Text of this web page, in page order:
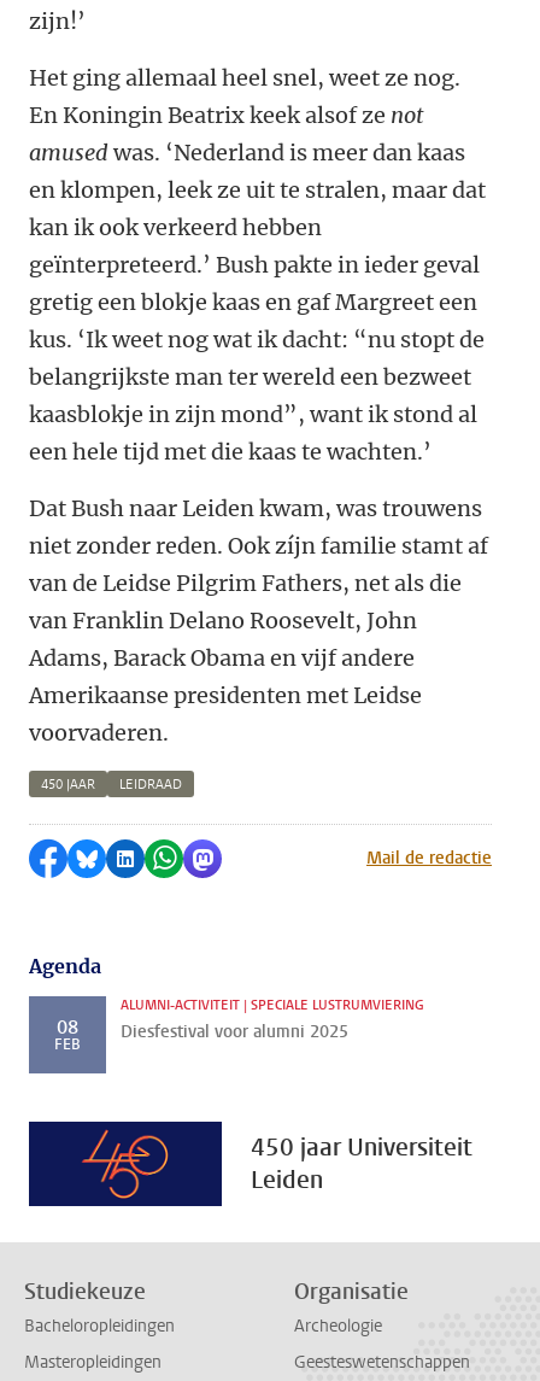
zijn!’
Het ging allemaal heel snel, weet ze nog.
En Koningin Beatrix keek ­alsof ze not
amusedwas. ‘Nederland is meer dan kaas
en klompen, leek ze uit te stralen, maar dat
kan ik ook verkeerd hebben
geïnterpreteerd.’ Bush pakte in ieder geval
gretig een blokje kaas en gaf Margreet een
kus. ‘Ik weet nog wat ik dacht: “nu stopt de
belangrijkste man ter wereld een bezweet
kaasblokje in zijn mond”, want ik stond al
een hele tijd met die kaas te wachten.’
Dat Bush naar Leiden kwam, was trouwens
niet zonder reden. Ook zíjn familie stamt af
van de Leidse Pilgrim Fathers, net als die
van ­Franklin Delano Roosevelt, John
Adams, Barack Obama en vijf andere
Amerikaanse presidenten met Leidse
voorvaderen.
450 JAAR LEIDRAAD
Delen op Facebook
Delen via Bluesky
Delen op LinkedIn
Delen via WhatsApp
Delen via MastodonMail de redactie
Agenda
08
FEB
ALUMNI-ACTIVITEIT | SPECIALE LUSTRUMVIERING
Diesfestival voor alumni 2025
450 jaar Universiteit
Leiden
Studiekeuze
Bacheloropleidingen
Masteropleidingen
Organisatie
Archeologie
Geesteswetenschappen